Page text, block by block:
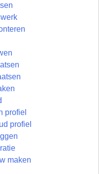
profiel
profiel
maken